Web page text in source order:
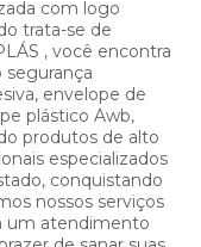
com logo
trata-se de
, você encontra
envelope de
plástico Awb,
produtos de alto
especializados
conquistando
nossos serviços
um atendimento